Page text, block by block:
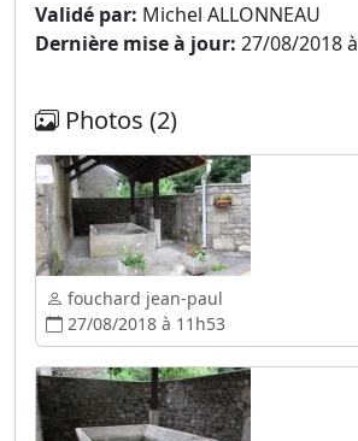
Validé par: Michel ALLONNEAU
Dernière mise à jour: 27/08/2018
Photos (2)
fouchard jean-paul
27/08/2018 à 11h53